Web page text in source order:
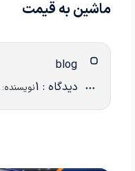
ماشین به قیمت
دیدگاه : 1 نویسنده: